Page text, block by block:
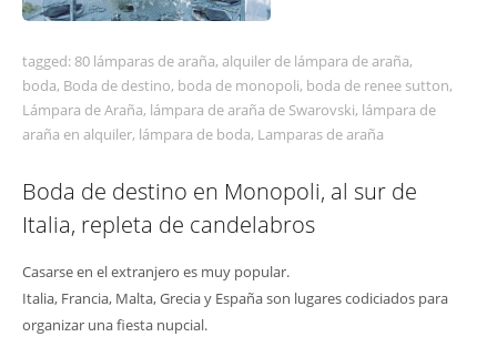
tagged:80 lámparas de araña, alquiler de lámpara de araña,
boda, Boda de destino, boda de monopoli, boda de renee sutton,
Lámpara de Araña, lámpara de araña de Swarovski, lámpara de
araña en alquiler, lámpara de boda, Lamparas de araña
Boda de destino en Monopoli, al sur de
Italia, repleta de candelabros
Casarse en el extranjero es muy popular.
Italia, Francia, Malta, Grecia y España son lugares codiciados para
organizar una fiesta nupcial.